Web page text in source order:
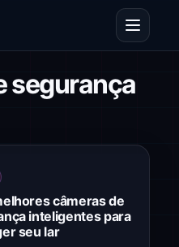
Abrir
segurança
câmeras de
inteligentes para
seu lar